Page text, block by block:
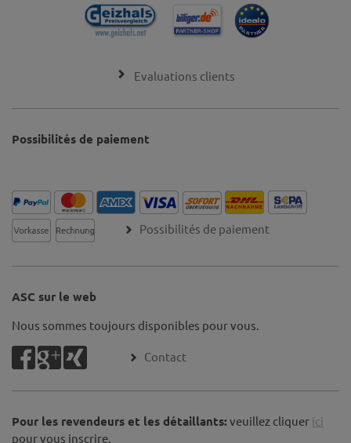
Evaluations clients
Possibilités de paiement
Possibilités de paiement
ASC sur le web
Nous sommes toujours disponibles pour vous.
Contact
Pour les revendeurs et les détaillants: veuillez cliquer ici
pour vous inscrire.